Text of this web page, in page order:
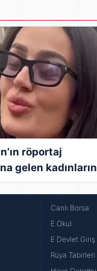
röportaj
gelen kadınların
İşte o anlar!
Canlı Borsa
E Okul
E Devlet Giriş
Rüya Tabirleri